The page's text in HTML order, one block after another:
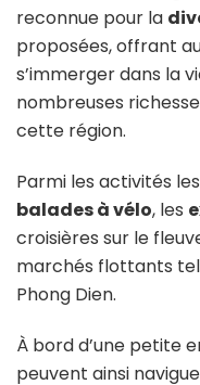
reconnue pour la
proposées, offrant
s’immerger dans la
nombreuses
cette région.
Parmi les activités
balades à vélo, les
croisières sur le
marchés flottants
Phong Dien.
À bord d’une petite
peuvent ainsi